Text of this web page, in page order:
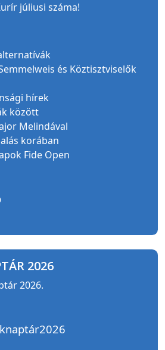
júliusi száma!
és Köztisztviselők
hírek
között
Melindával
korában
Fide Open
2026
2026.